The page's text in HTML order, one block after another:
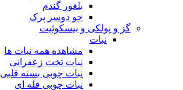
بلغور گندم
جو دوسر پرک
گز و پولکی و بیسکوئیت
نبات
مشاهده همه نبات ها
نبات تخت زعفرانی
نبات چوبی بسته قلبی 600گرمی
نبات چوبی فله ای